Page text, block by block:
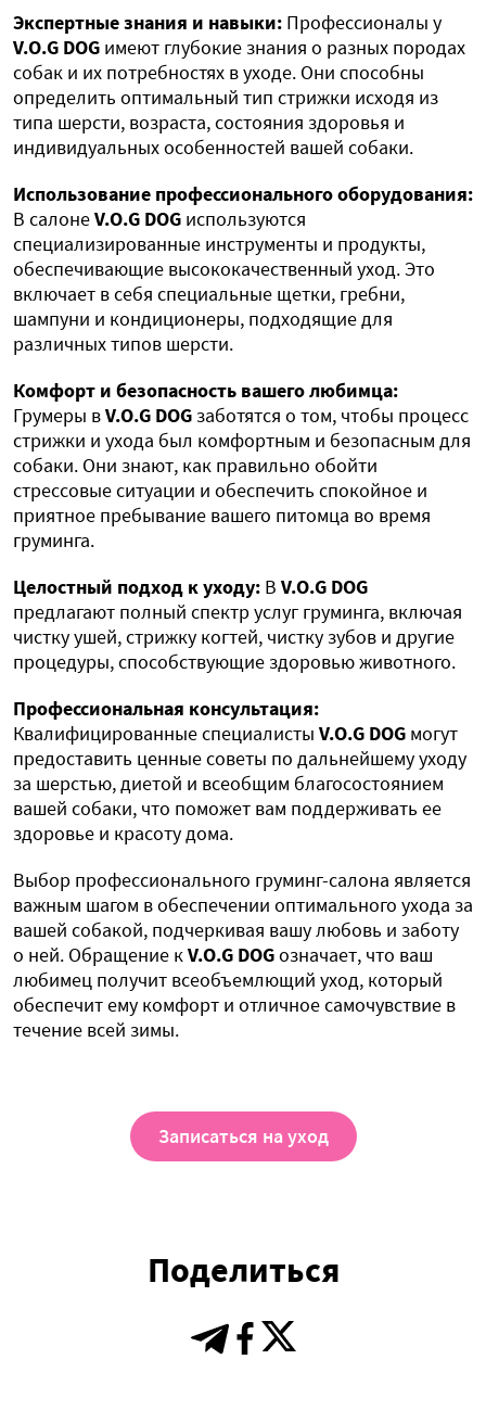
Экспертные знания и навыки: Профессионалы у
V.O.G DOG имеют глубокие знания о разных породах
собак и их потребностях в уходе. Они способны
определить оптимальный тип стрижки исходя из
типа шерсти, возраста, состояния здоровья и
индивидуальных особенностей вашей собаки.
Использование профессионального оборудования:
В салонеV.O.G DOG используются
специализированные инструменты и продукты,
обеспечивающие высококачественный уход. Это
включает в себя специальные щетки, гребни,
шампуни и кондиционеры, подходящие для
различных типов шерсти.
Комфорт и безопасность вашего любимца:
Грумеры вV.O.G DOG заботятся о том, чтобы процесс
стрижки и ухода был комфортным и безопасным для
собаки. Они знают, как правильно обойти
стрессовые ситуации и обеспечить спокойное и
приятное пребывание вашего питомца во время
груминга.
Целостный подход к уходу: В V.O.G DOG
предлагают полный спектр услуг груминга, включая
чистку ушей, стрижку когтей, чистку зубов и другие
процедуры, способствующие здоровью животного.
Профессиональная консультация:
Квалифицированные специалисты V.O.G DOG могут
предоставить ценные советы по дальнейшему уходу
за шерстью, диетой и всеобщим благосостоянием
вашей собаки, что поможет вам поддерживать ее
здоровье и красоту дома.
Выбор профессионального груминг-салона является
важным шагом в обеспечении оптимального ухода за
вашей собакой, подчеркивая вашу любовь и заботу
о ней. Обращение кV.O.G DOGозначает, что ваш
любимец получит всеобъемлющий уход, который
обеспечит ему комфорт и отличное самочувствие в
течение всей зимы.
Записаться на уход
Поделиться